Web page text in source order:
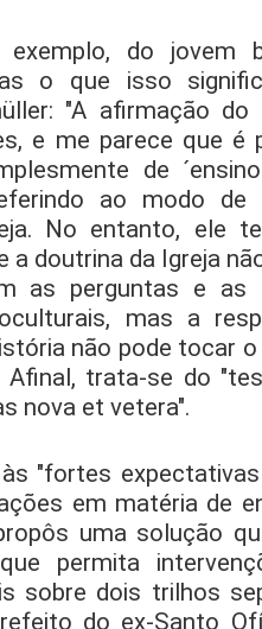
do jovem
o que isso
"A afirmação
e me parece que é
de
ao modo de
No entanto, ele
a doutrina da Igreja
as perguntas e
mas a
não pode tocar
Afinal, trata-se do
nova et vetera".
"fortes
em matéria de
uma solução
permita
sobre dois trilhos
do ex-Santo